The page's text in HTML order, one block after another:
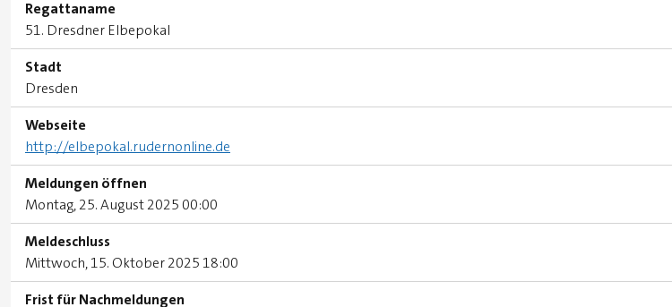
Regattaname
51. Dresdner Elbepokal
Stadt
Dresden
Webseite
http://elbepokal.rudernonline.de
Meldungen öffnen
Montag, 25. August 2025 00:00
Meldeschluss
Mittwoch, 15. Oktober 2025 18:00
Frist für Nachmeldungen